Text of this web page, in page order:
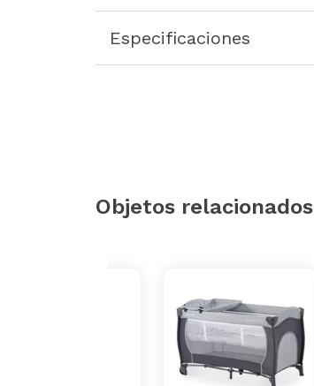
Especificaciones
Objetos relacionados